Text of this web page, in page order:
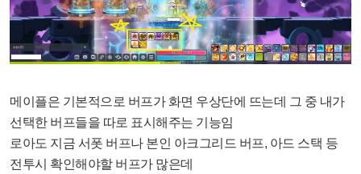
메이플은 기본적으로 버프가 화면 우상단에 뜨는데 그 중 내가
선택한 버프들을 따로 표시해주는 기능임
로아도 지금 서폿 버프나 본인 아크그리드 버프, 아드 스택 등
전투시 확인해야할 버프가 많은데